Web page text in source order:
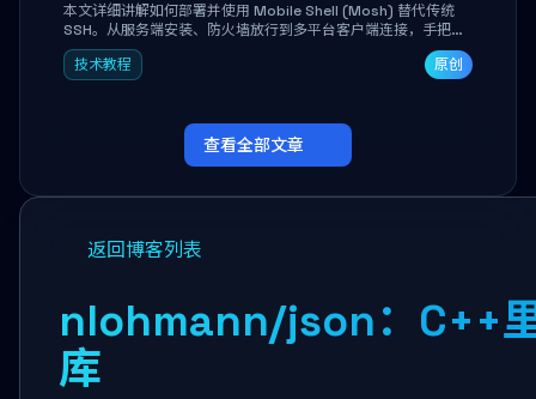
本文详细讲解如何部署并使用 Mobile Shell (Mosh) 替代传统
SSH。从服务端安装、防火墙放行到多平台客户端连接，手把手
带你掌握本地回显、连接漫游与断线自动恢复等核心功能。彻底
解决高铁、移动网络等弱网场景下 SSH 频繁掉线、会话丢失的痛
技术教程 原创
查看全部文章
返回博客列表
nlohmann/json：C++
库